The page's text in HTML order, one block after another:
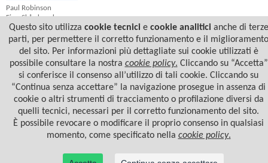
Paul Robinson
Finn Skårderud
Bente Sommerfeldt
FAME
Questo sito utilizza cookie tecnicie cookie analiticianche di terze
parti, per permettere il corretto funzionamento e il miglioramento
del sito. Per informazioni più dettagliate sui cookie utilizzati è
possibile consultare la nostra cookie policy. Cliccando su “Accetta”
si conferisce il consenso all’utilizzo di tali cookie. Cliccando su
“Continua senza accettare” la navigazione prosegue in assenza di
cookie o altri strumenti di tracciamento o profilazione diversi da
quelli tecnici, necessari per il corretto funzionamento del sito.
È possibile revocare o modificare il proprio consenso in qualsiasi
momento, come specificato nella cookie policy.